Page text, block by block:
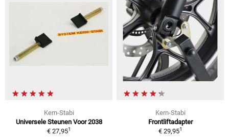
Kern-Stabi
Universele Steunen Voor 2038
€ 27,951
Kern-Stabi
Frontliftadapter
€ 29,951